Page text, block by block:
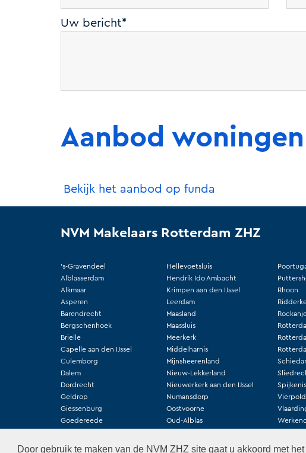
Door gebruik te maken van de NVM ZHZ site gaat u akkoord met
Uw bericht*
Aanbod woningen
Bekijk het aanbod op funda
NVM Makelaars Rotterdam ZHZ
's-Gravendeel
Alblasserdam
Alkmaar
Asperen
Barendrecht
Bergschenhoek
Brielle
Capelle aan den IJssel
Culemborg
Dalem
Dordrecht
Geldrop
Giessenburg
Goedereede
Groot Ammers
Hellevoetsluis
Hendrik Ido Ambacht
Krimpen aan den IJssel
Leerdam
Maasland
Maassluis
Meerkerk
Middelharnis
Mijnsheerenland
Nieuw-Lekkerland
Nieuwerkerk aan den IJssel
Numansdorp
Oostvoorne
Oud-Alblas
Ouddorp
Rhoon
Zuidland